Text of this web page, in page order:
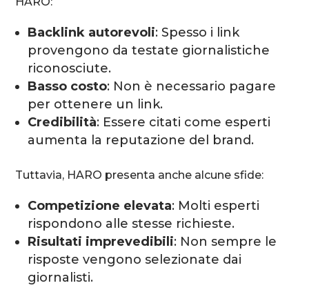
Backlink autorevoli: Spesso i link
provengono da testate giornalistiche
riconosciute.
Basso costo: Non è necessario pagare
per ottenere un link.
Credibilità: Essere citati come esperti
aumenta la reputazione del brand.
Tuttavia, HARO presenta anche alcune sfide:
Competizione elevata: Molti esperti
rispondono alle stesse richieste.
Risultati imprevedibili: Non sempre le
risposte vengono selezionate dai
giornalisti.